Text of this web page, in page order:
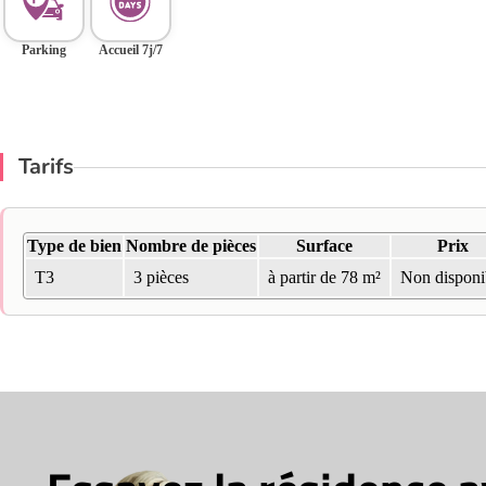
Parking Accueil 7j/7
Tarifs
Type de bien Nombre de pièces Surface
Prix
T3
3 pièces à partir de 78 m² Non